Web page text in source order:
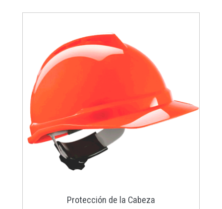
Protección de la Cabeza